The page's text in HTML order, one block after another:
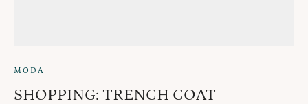
MODA
SHOPPING: TRENCH COAT